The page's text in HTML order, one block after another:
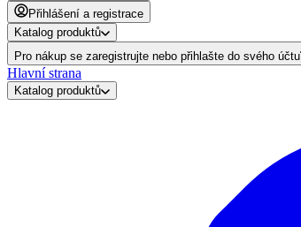
Přihlášení a registrace
Katalog produktů
Pro nákup se zaregistrujte nebo přihlašte do svého účtu
Hlavní strana
Katalog produktů